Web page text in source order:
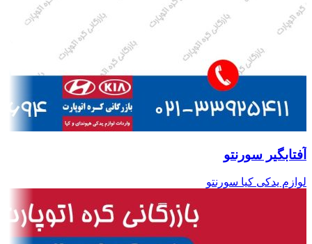
آفتابگیر سورنتو
لوازم یدکی کیا سورنتو